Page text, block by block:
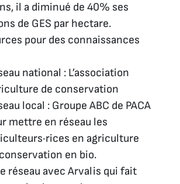
il a diminué de 40% ses
de GES par hectare.
pour des connaissances
national : L’association
de conservation
local : Groupe ABC de PACA
mettre en réseau les
en agriculture
en bio.
réseau avec Arvalis qui fait